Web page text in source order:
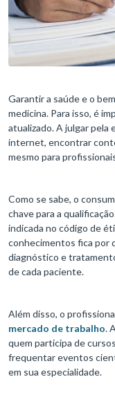
Garantir a saúde e o
medicina. Para isso, é
atualizado. A julgar pela
internet, encontrar
mesmo para
Como se sabe, o
chave para a
indicada no código de
conhecimentos fica por
diagnóstico e
de cada paciente.
Além disso, o
mercado de trabalho.
quem participa de
frequentar eventos
em sua especialidade.